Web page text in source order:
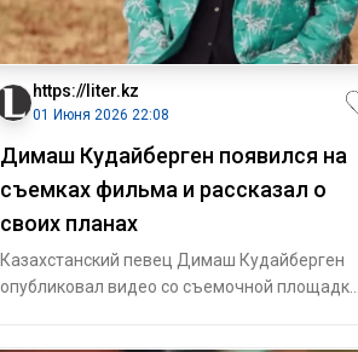
https://liter.kz
01 Июня 2026 22:08
Димаш Кудайберген появился на
съемках фильма и рассказал о
своих планах
Казахстанский певец Димаш Кудайберген
опубликовал видео со съемочной площадки